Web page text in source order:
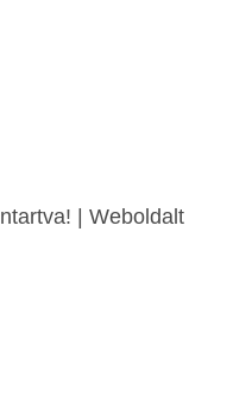
| Weboldalt